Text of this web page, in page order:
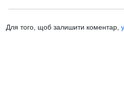
Для того, щоб залишити коментар,